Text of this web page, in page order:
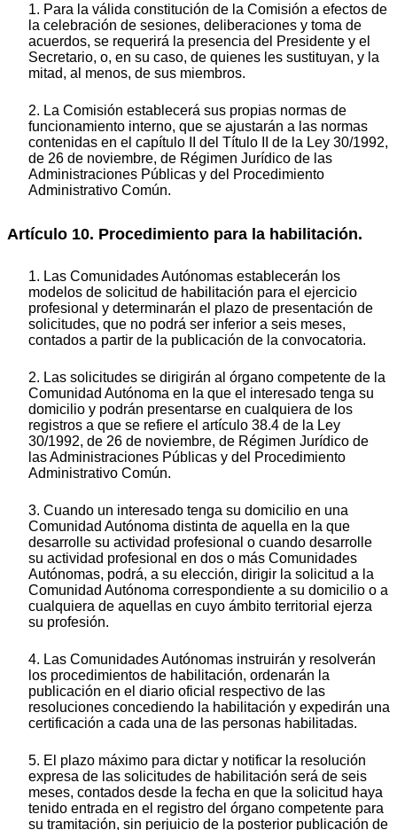
1. Para la válida constitución de la Comisión a efectos de
la celebración de sesiones, deliberaciones y toma de
acuerdos, se requerirá la presencia del Presidente y el
Secretario, o, en su caso, de quienes les sustituyan, y la
mitad, al menos, de sus miembros.
2. La Comisión establecerá sus propias normas de
funcionamiento interno, que se ajustarán a las normas
contenidas en el capítulo II del Título II de la Ley 30/1992,
de 26 de noviembre, de Régimen Jurídico de las
Administraciones Públicas y del Procedimiento
Administrativo Común.
Artículo 10. Procedimiento para la habilitación.
1. Las Comunidades Autónomas establecerán los
modelos de solicitud de habilitación para el ejercicio
profesional y determinarán el plazo de presentación de
solicitudes, que no podrá ser inferior a seis meses,
contados a partir de la publicación de la convocatoria.
2. Las solicitudes se dirigirán al órgano competente de la
Comunidad Autónoma en la que el interesado tenga su
domicilio y podrán presentarse en cualquiera de los
registros a que se refiere el artículo 38.4 de la Ley
30/1992, de 26 de noviembre, de Régimen Jurídico de
las Administraciones Públicas y del Procedimiento
Administrativo Común.
3. Cuando un interesado tenga su domicilio en una
Comunidad Autónoma distinta de aquella en la que
desarrolle su actividad profesional o cuando desarrolle
su actividad profesional en dos o más Comunidades
Autónomas, podrá, a su elección, dirigir la solicitud a la
Comunidad Autónoma correspondiente a su domicilio o a
cualquiera de aquellas en cuyo ámbito territorial ejerza
su profesión.
4. Las Comunidades Autónomas instruirán y resolverán
los procedimientos de habilitación, ordenarán la
publicación en el diario oficial respectivo de las
resoluciones concediendo la habilitación y expedirán una
certificación a cada una de las personas habilitadas.
5. El plazo máximo para dictar y notificar la resolución
expresa de las solicitudes de habilitación será de seis
meses, contados desde la fecha en que la solicitud haya
tenido entrada en el registro del órgano competente para
su tramitación, sin perjuicio de la posterior publicación de